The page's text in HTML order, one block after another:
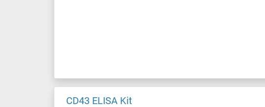
CD43 ELISA Kit